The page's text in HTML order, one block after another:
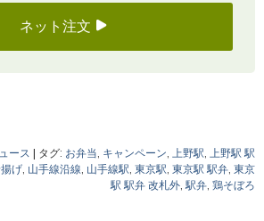
ネット注文
ース タグ: お弁当, キャンペーン, 上野駅, 上野駅 駅
げ, 山手線沿線, 山手線駅, 東京駅, 東京駅 駅弁, 東京
駅 駅弁 改札外,駅弁, 鶏そぼろ